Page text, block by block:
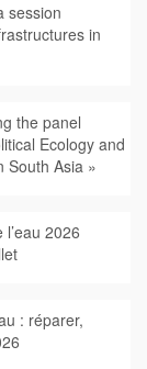
session
in
the panel
Ecology and
South Asia »
2026
: réparer,